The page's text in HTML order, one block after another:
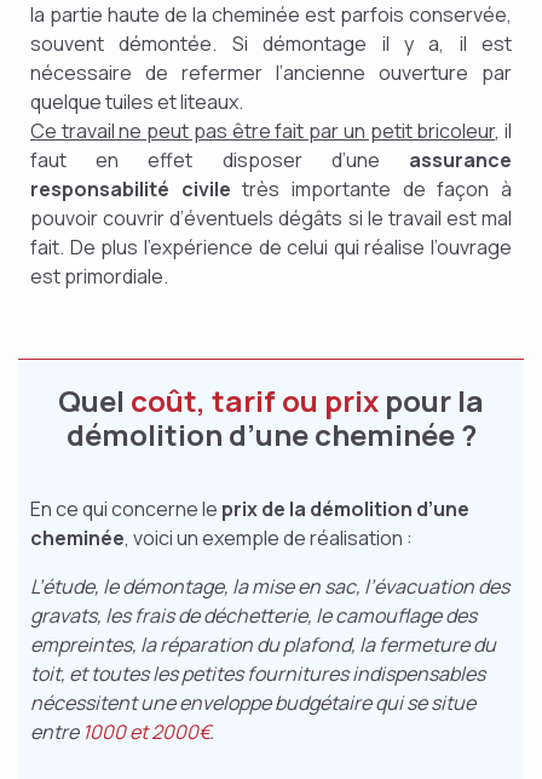
la partie haute de la cheminée est parfois conservée,
souvent démontée. Si démontage il y a, il est
nécessaire de refermer l’ancienne ouverture par
quelque tuiles et liteaux.
Ce travail ne peut pas être fait par un petit bricoleur, il
faut en effet disposer d’une assurance
responsabilité civile très importante de façon à
pouvoir couvrir d’éventuels dégâts si le travail est mal
fait. De plus l’expérience de celui qui réalise l’ouvrage
est primordiale.
Quel coût, tarif ou prix pour la
démolition d’une cheminée ?
En ce qui concerne le prix de la démolition d’une
cheminée, voici un exemple de réalisation :
L’étude, le démontage, la mise en sac, l’évacuation des
gravats, les frais de déchetterie, le camouflage des
empreintes, la réparation du plafond, la fermeture du
toit, et toutes les petites fournitures indispensables
nécessitent une enveloppe budgétaire qui se situe
entre 1000 et 2000€.